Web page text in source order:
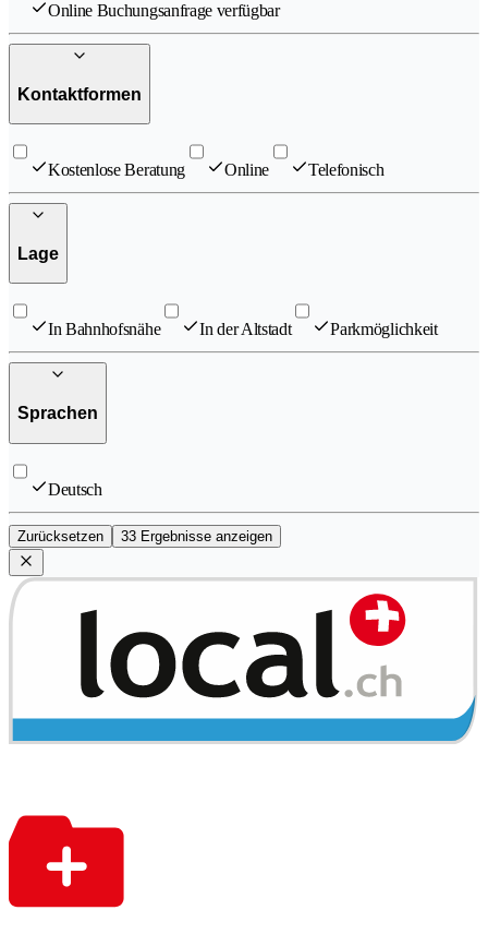
Online Buchungsanfrage verfügbar
Kontaktformen
Kostenlose Beratung Online Telefonisch
Lage
In Bahnhofsnähe In der Altstadt Parkmöglichkeit
Sprachen
Deutsch
Zurücksetzen 33 Ergebnisse anzeigen